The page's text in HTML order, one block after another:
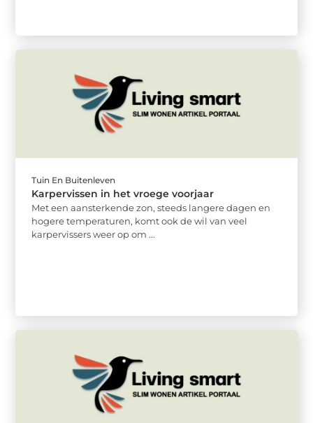
Tuin En Buitenleven
Karpervissen in het vroege voorjaar
Met een aansterkende zon, steeds langere dagen en
hogere temperaturen, komt ook de wil van veel
karpervissers weer op om ...